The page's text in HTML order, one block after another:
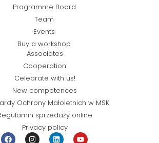
Programme Board
Team
Events
Buy a workshop
Associates
Cooperation
Celebrate with us!
New competences
Ochrony Małoletnich w MSK
sprzedaży online
Privacy policy